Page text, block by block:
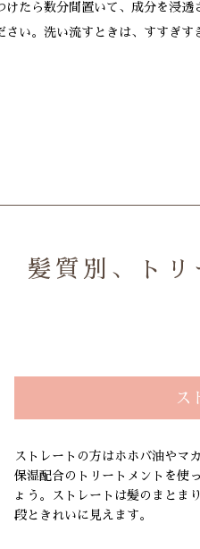
けたら数分間置いて、成分を浸
さい。洗い流すときは、すすぎす
髪質別、ト
ス
ストレートの方はホホバ油やマ
保湿配合のトリートメントを使
ょう。ストレートは髪のまとま
段ときれいに見えます。